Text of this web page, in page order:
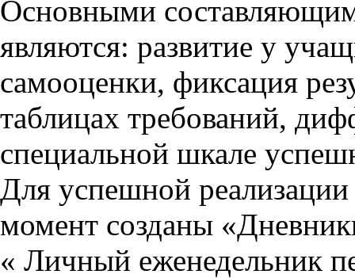
Основными
являются: развитие у
самооценки, фиксация
таблицах требований,
специальной шкале
Для успешной
момент созданы
« Личный еженедельник